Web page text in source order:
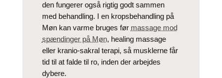
den fungerer også rigtig godt sammen
med behandling. I en kropsbehandling på
Møn kan varme bruges før massage mod
spændinger på Møn, healing massage
eller kranio-sakral terapi, så musklerne får
tid til at falde til ro, inden der arbejdes
dybere.